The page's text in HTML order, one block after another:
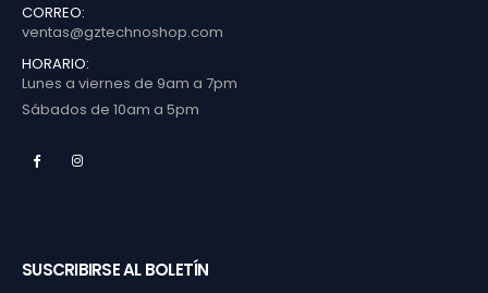
CORREO:
ventas@gztechnoshop.com
HORARIO:
Lunes a viernes de 9am a 7pm
Sábados de 10am a 5pm
SUSCRIBIRSE AL BOLETÍN